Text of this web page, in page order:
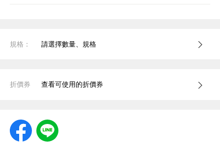
規格： 請選擇數量、規格
折價券 查看可使用的折價券